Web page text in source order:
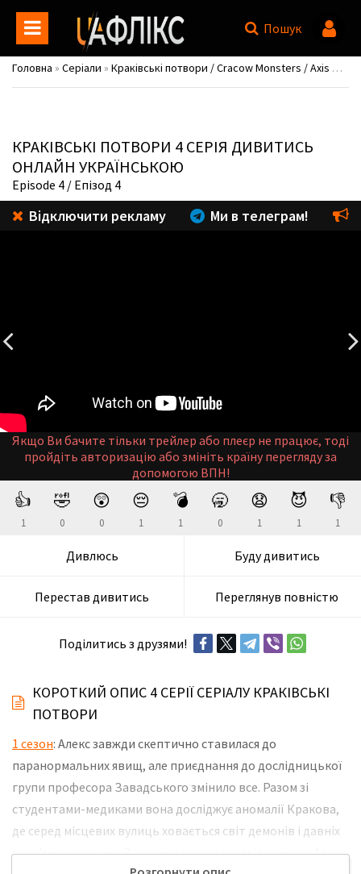
Пошук
Головна » Серіали » Краківські потвори / Cracow Monsters / Axis Mundi / Krakowskie potwory
КРАКІВСЬКІ ПОТВОРИ 4 СЕРІЯ ДИВИТИСЬ
ОНЛАЙН УКРАЇНСЬКОЮ
Episode 4 / Епізод 4
Відключити рекламу Ми в телеграм!
Якщо Ви бачите тільки трейлер або плеєр не працює, тоді
пройдіть авторизацію або змініть країну перегляду за
допомогою ВПН!
👍
1
🤣
0
😲
0
😔
1
💣
1
🥱
0
😧
1
😈
1
👎
1
Дивлюсь Буду дивитись
Перестав дивитись Переглянув повністю
Поділитись з друзями!
КОРОТКИЙ ОПИС 4 СЕРІЇ СЕРІАЛУ КРАКІВСЬКІ
ПОТВОРИ
1 сезон: Алекс завжди скептично ставилася до
паранормальних явищ, але приєднання до дослідницької
групи професора Завадського змінило все. Разом зі
студентами-медиками вона досліджує аномалії Кракова,
де серед місцевих вулиць ховається світ демонів і давніх
слов'янських духів. З кожним новим розслідуванням Алекс